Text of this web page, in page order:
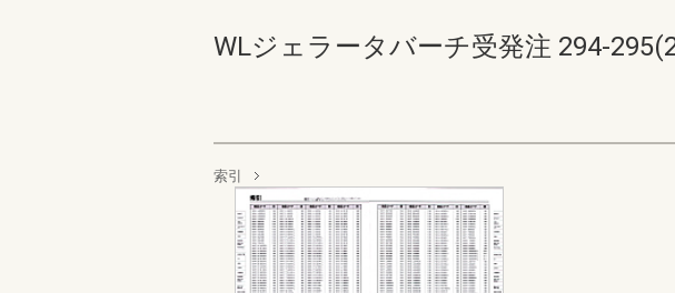
WLジェラータバーチ受発注 294-
索引